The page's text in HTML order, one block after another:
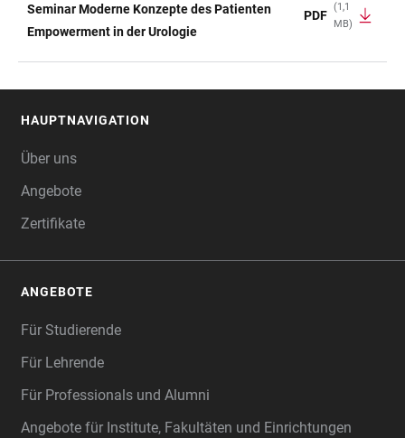
TABELLE
Seminar Moderne Konzepte des Patienten
Empowerment in der Urologie
PDF
(1,1
MB)
HAUPTNAVIGATION
Über uns
Angebote
Zertifikate
ANGEBOTE
Für Studierende
Für Lehrende
Für Professionals und Alumni
Angebote für Institute, Fakultäten und Einrichtungen